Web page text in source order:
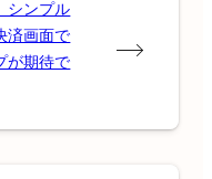
シンプル
済画面で
が期待で